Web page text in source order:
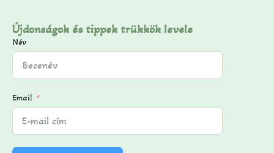
Újdonságok és tippek trükkök levele
Név
Email